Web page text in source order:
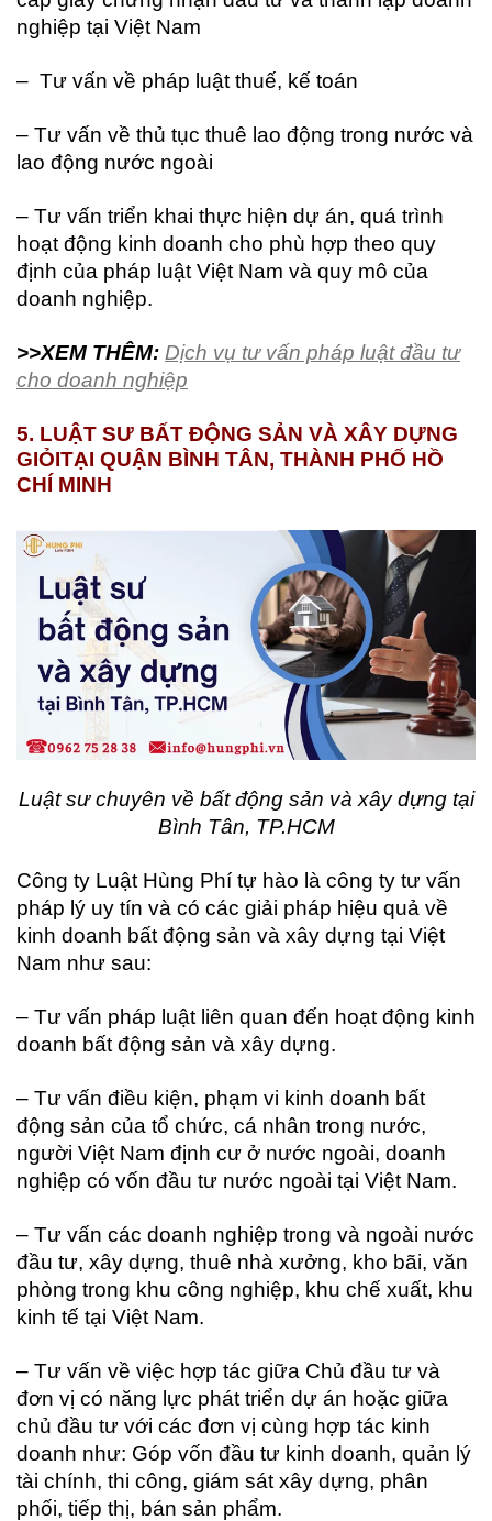
nghiệp tại Việt Nam
– Tư vấn về pháp luật thuế, kế toán
– Tư vấn về thủ tục thuê lao động trong nước và
lao động nước ngoài
– Tư vấn triển khai thực hiện dự án, quá trình
hoạt động kinh doanh cho phù hợp theo quy
định của pháp luật Việt Nam và quy mô của
doanh nghiệp.
>>XEM THÊM: Dịch vụ tư vấn pháp luật đầu tư
cho doanh nghiệp
5. LUẬT SƯ BẤT ĐỘNG SẢN VÀ XÂY DỰNG
GIỎITẠI QUẬN BÌNH TÂN, THÀNH PHỐ HỒ
CHÍ MINH
Luật sư chuyên về bất động sản và xây dựng tại
Bình Tân, TP.HCM
Công ty Luật Hùng Phí tự hào là công ty tư vấn
pháp lý uy tín và có các giải pháp hiệu quả về
kinh doanh bất động sản và xây dựng tại Việt
Nam như sau:
– Tư vấn pháp luật liên quan đến hoạt động kinh
doanh bất động sản và xây dựng.
– Tư vấn điều kiện, phạm vi kinh doanh bất
động sản của tổ chức, cá nhân trong nước,
người Việt Nam định cư ở nước ngoài, doanh
nghiệp có vốn đầu tư nước ngoài tại Việt Nam.
– Tư vấn các doanh nghiệp trong và ngoài nước
đầu tư, xây dựng, thuê nhà xưởng, kho bãi, văn
phòng trong khu công nghiệp, khu chế xuất, khu
kinh tế tại Việt Nam.
– Tư vấn về việc hợp tác giữa Chủ đầu tư và
đơn vị có năng lực phát triển dự án hoặc giữa
chủ đầu tư với các đơn vị cùng hợp tác kinh
doanh như: Góp vốn đầu tư kinh doanh, quản lý
tài chính, thi công, giám sát xây dựng, phân
phối, tiếp thị, bán sản phẩm.